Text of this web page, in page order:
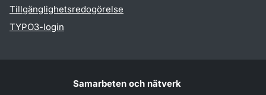
Tillgänglighetsredogörelse
TYPO3-login
Samarbeten och nätverk